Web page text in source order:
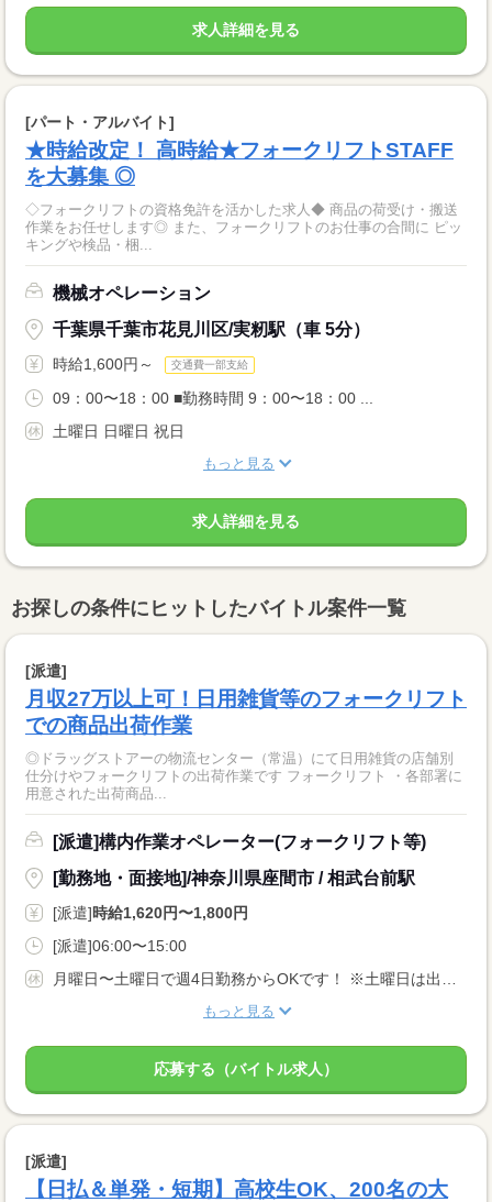
求人詳細を見る
[パート・アルバイト]
★時給改定！ 高時給★フォークリフトSTAFF
を大募集 ◎
◇フォークリフトの資格免許を活かした求人◆ 商品の荷受け・搬送
作業をお任せします◎ また、フォークリフトのお仕事の合間に ピッ
キングや検品・梱...
機械オペレーション
千葉県千葉市花見川区/実籾駅（車 5分）
時給1,600円～ 交通費一部支給
09：00〜18：00 ■勤務時間 9：00〜18：00 ...
土曜日 日曜日 祝日
もっと見る
求人詳細を見る
お探しの条件にヒットしたバイトル案件一覧
[派遣]
月収27万以上可！日用雑貨等のフォークリフト
での商品出荷作業
◎ドラッグストアーの物流センター（常温）にて日用雑貨の店舗別
仕分けやフォークリフトの出荷作業です フォークリフト ・各部署に
用意された出荷商品...
[派遣]構内作業オペレーター(フォークリフト等)
[勤務地・面接地]/神奈川県座間市 / 相武台前駅
[派遣]時給1,620円〜1,800円
[派遣]06:00〜15:00
もっと見る
応募する（バイトル求人）
[派遣]
【日払＆単発・短期】高校生OK、200名の大